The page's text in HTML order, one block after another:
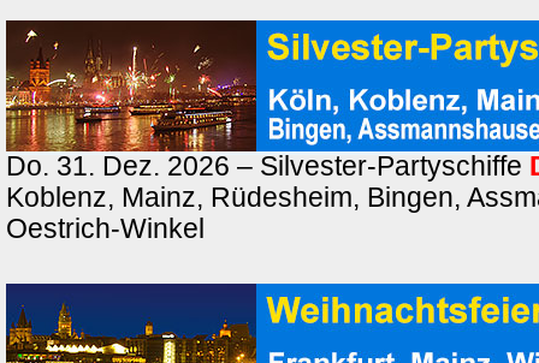
Do. 31. Dez. 2026 – Silvester-Partyschiffe
Koblenz, Mainz, Rüdesheim, Bingen,
Oestrich-Winkel